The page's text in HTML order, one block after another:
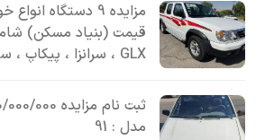
مزایده 9 دستگاه
GLX ، سرانزا ، پیکاپ ، سوزوکی ویتارا
مدل : 91